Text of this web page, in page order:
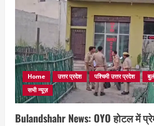
Home उत्तर प्रदेश पश्चिमी उत्तर प्रदेश
सभी न्यूज़
Bulandshahr News: OYO होटल में